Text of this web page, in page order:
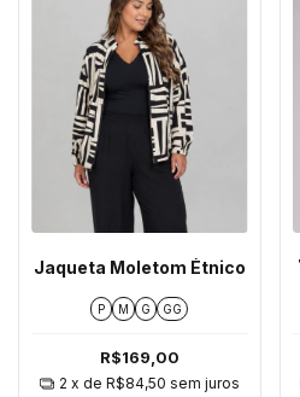
Jaqueta Moletom Étnico
P M G GG
R$169,00
2 x de R$84,50 sem juros